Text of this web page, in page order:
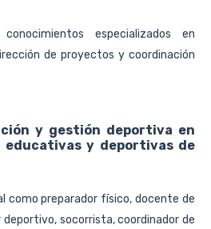
especializados en
de proyectos y coordinación
y gestión deportiva en
educativas y deportivas de
como preparador físico, docente de
socorrista, coordinador de